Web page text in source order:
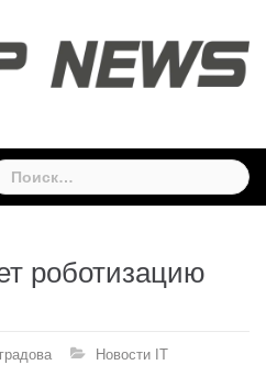
роботизацию
Новости IT